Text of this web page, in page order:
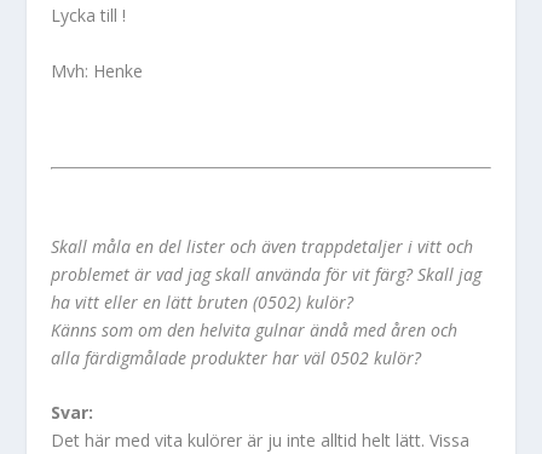
Lycka till !
Mvh: Henke
Skall måla en del lister och även trappdetaljer i vitt och
problemet är vad jag skall använda för vit färg? Skall jag
ha vitt eller en lätt bruten (0502) kulör?
Känns som om den helvita gulnar ändå med åren och
alla färdigmålade produkter har väl 0502 kulör?
Svar:
Det här med vita kulörer är ju inte alltid helt lätt. Vissa